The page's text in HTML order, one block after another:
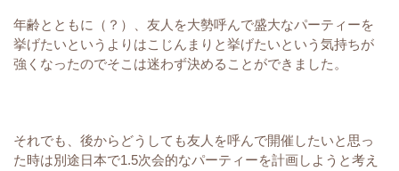
年齢とともに（？）、友人を大勢呼んで盛大なパーティーを
挙げたいというよりはこじんまりと挙げたいという気持ちが
強くなったのでそこは迷わず決めることができました。
それでも、後からどうしても友人を呼んで開催したいと思っ
た時は別途日本で1.5次会的なパーティーを計画しようと考え